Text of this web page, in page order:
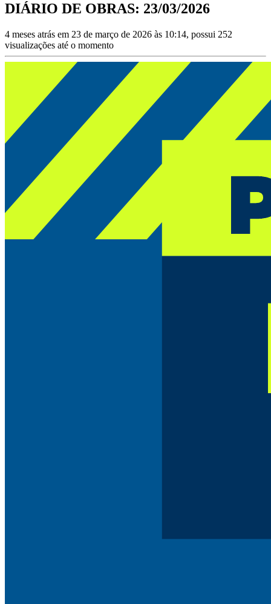
DIÁRIO DE OBRAS: 23/03/2026
4 meses atrás em 23 de março de 2026 às 10:14, possui 252
visualizações até o momento